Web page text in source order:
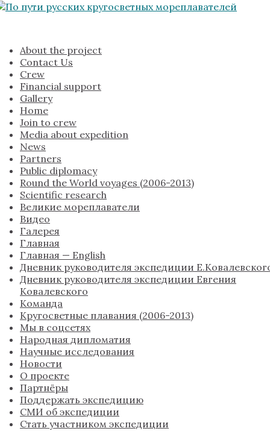
About the project
Contact Us
Crew
Financial support
Gallery
Home
Join to crew
Media about expedition
News
Partners
Public diplomacy
Round the World voyages (2006-2013)
Scientific research
Великие мореплаватели
Видео
Галерея
Главная
Главная — English
Дневник руководителя экспедиции
Дневник руководителя экспедиции Евгения
Ковалевского
Команда
Кругосветные плавания (2006-2013)
Мы в соцсетях
Народная дипломатия
Научные исследования
Новости
О проекте
Партнёры
Поддержать экспедицию
СМИ об экспедиции
Стать участником экспедиции